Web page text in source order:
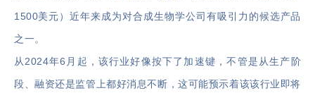
1500美元）近年来成为对合成生物学公司有吸引力的候选产品
之一。
从2024年6月起，该行业好像按下了加速键，不管是从生产阶
段、融资还是监管上都好消息不断，这可能预示着该该行业即将